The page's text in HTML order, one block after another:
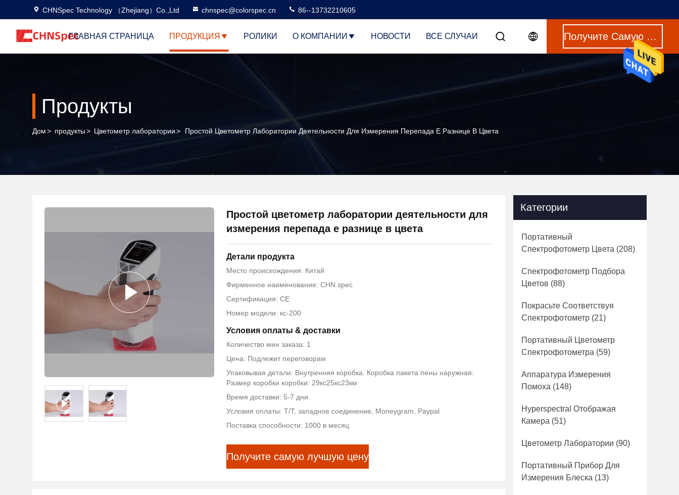
CHNSpec Technology （Zhejiang）Co.,Ltd chnspec@colorspec.cn 86--13732210605
ГЛАВНАЯ СТРАНИЦА ПРОДУКЦИЯ РОЛИКИ О КОМПАНИИ НОВОСТИ ВСЕ СЛУЧАИ Получите Самую Лучшую Цену
Продукты
Дом> продукты> Цветометр лаборатории> Простой Цветометр Лаборатории Деятельности Для Измерения Перепада Е Разнице В Цвета
Простой цветометр лаборатории деятельности для
измерения перепада е разнице в цвета
Детали продукта
Место происхождения: Китай
Фирменное наименование: CHN spec
Сертификация: CE
Номер модели: кс-200
Условия оплаты & доставки
Количество мин заказа: 1
Цена: Подлежит переговорам
Упаковывая детали: Внутренняя коробка: Коробка пакета пены наружная:
Размер коробки коробки: 29кс25кс23км
Время доставки: 5-7 дни
Условия оплаты: T/T, западное соединение, Moneygram, Paypal
Поставка способности: 1000 в месяц
Получите самую лучшую цену
Категории
Портативный
Спектрофотометр Цвета (208)
Спектрофотометр Подбора
Цветов (88)
Покрасьте Соответствуя
Спектрофотометр (21)
Портативный Цветометр
Спектрофотометра (59)
Аппаратура Измерения
Помоха (148)
Hyperspectral Отображая
Камера (51)
Цветометр Лаборатории (90)
Портативный Прибор Для
Измерения Блеска (13)